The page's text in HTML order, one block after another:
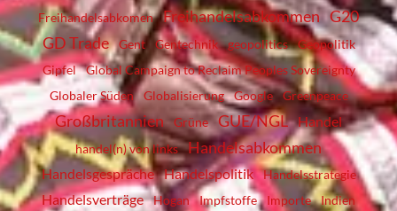
Freihandelsabkomen Freihandelsabkommen G20
GD Trade
Gent Gentechnik geopolitics
Geopolitik
Gipfel
Global Campaign to Reclaim Peoples Sovereignty
Globaler Süden
Globalisierung Google Greenpeace
Großbritannien Grüne GUE/NGL Handel
handel(n) von links Handelsabkommen
Handelsgespräche Handelspolitik Handelsstrategie
Handelsverträge Hogan Impfstoffe Importe
Indien